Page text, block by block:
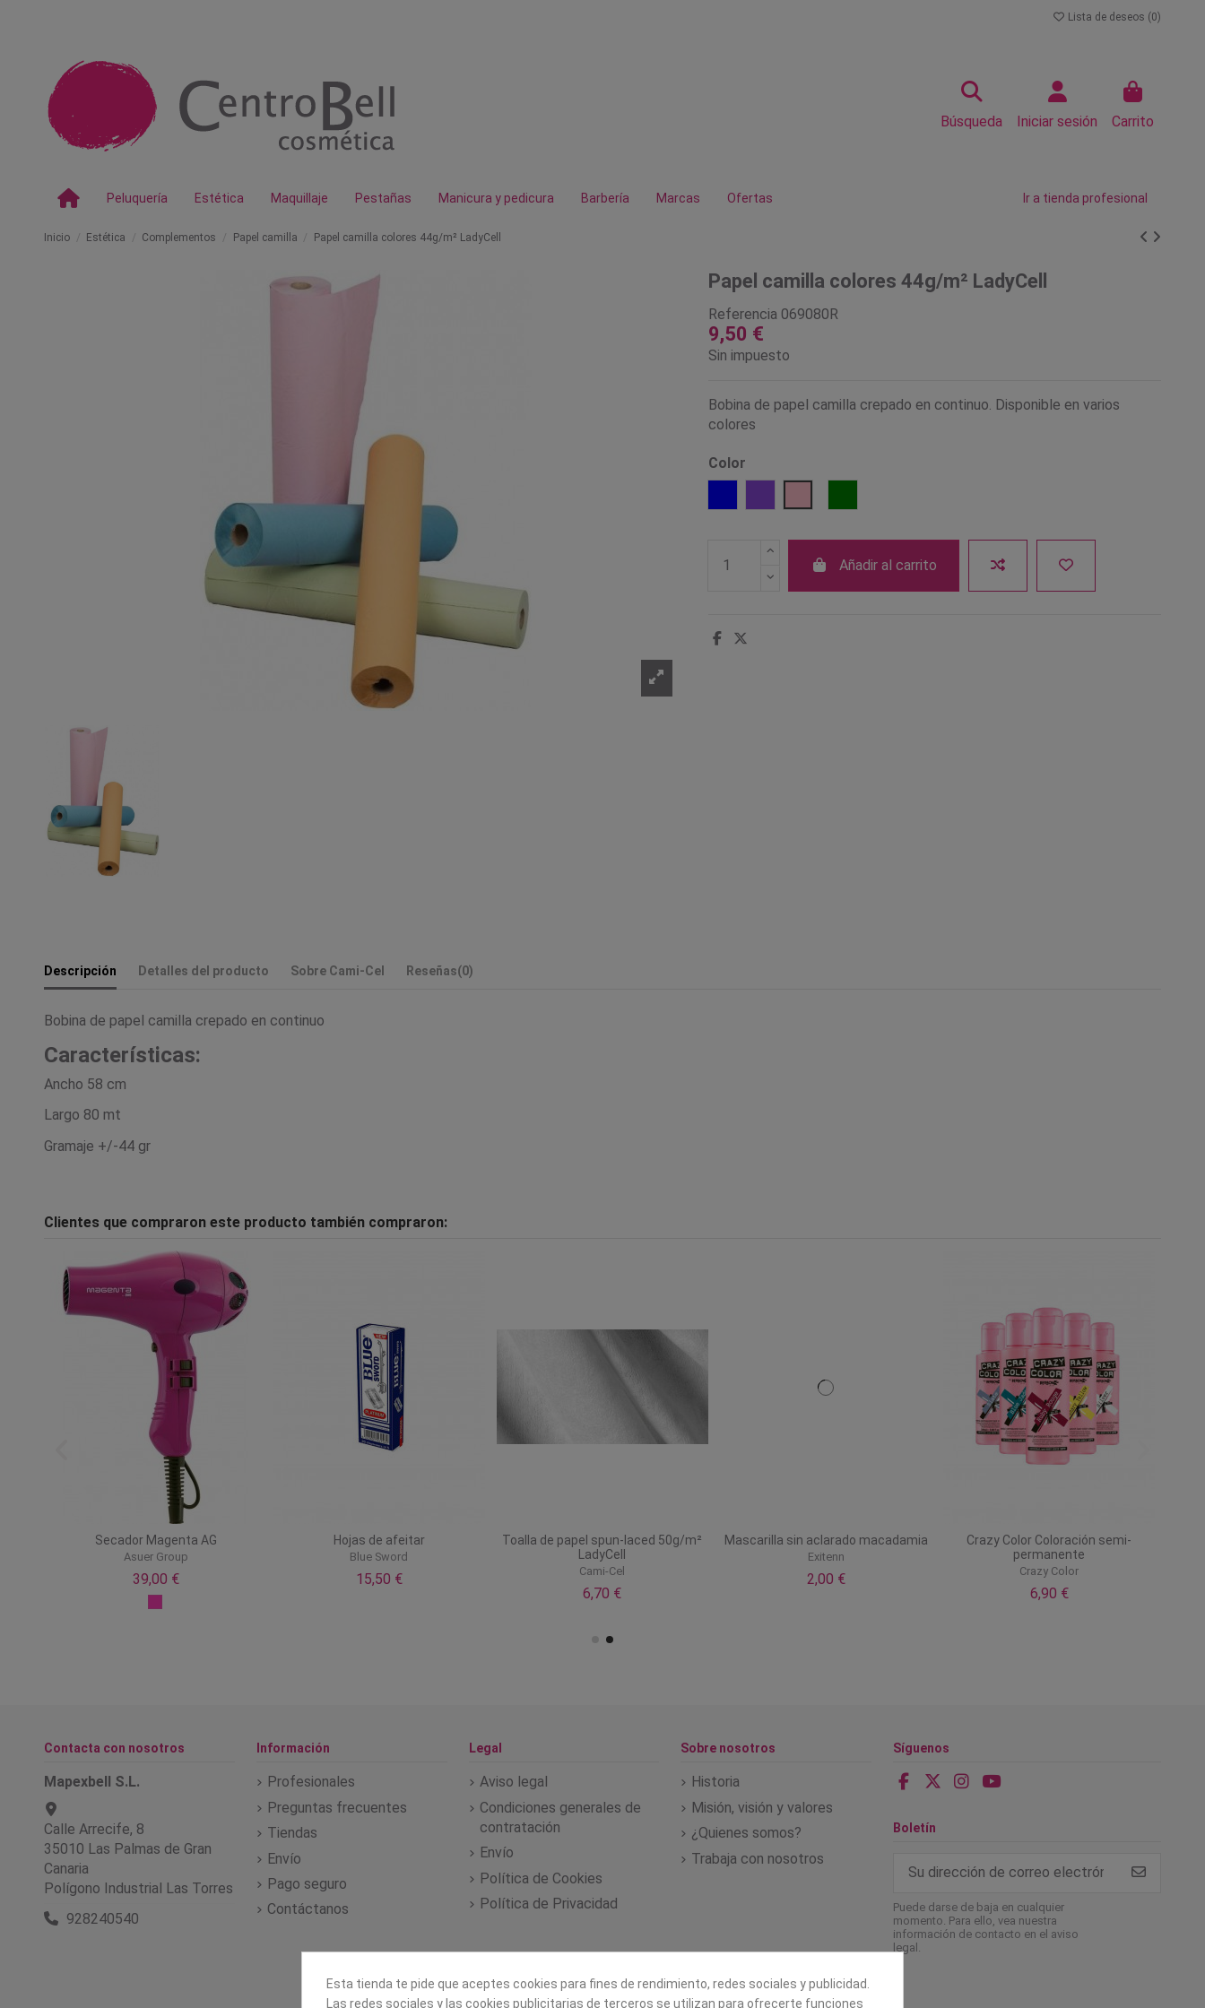
Lista de deseos (0)
Búsqueda Iniciar sesión Carrito
Peluquería Estética Maquillaje Pestañas Manicura y pedicura Barbería Marcas Ofertas Ir a tienda profesional
Inicio Estética Complementos Papel camilla Papel camilla colores 44g/m² LadyCell
Papel camilla colores 44g/m² LadyCell
Referencia 069080R
9,50 €
Sin impuesto
Bobina de papel camilla crepado en continuo. Disponible en varios
colores
Color
Añadir al carrito
Descripción Detalles del producto Sobre Cami-Cel Reseñas(0)
Bobina de papel camilla crepado en continuo
Características:
Ancho 58 cm
Largo 80 mt
Gramaje +/-44 gr
Clientes que compraron este producto también compraron:
Secador Magenta AG
Asuer Group
39,00 €
Hojas de afeitar
Blue Sword
15,50 €
Toalla de papel spun-laced 50g/m²
LadyCell
Cami-Cel
6,70 €
Mascarilla sin aclarado macadamia
Exitenn
2,00 €
Crazy Color Coloración semi-
permanente
Crazy Color
6,90 €
Contacta con nosotros
Mapexbell S.L.
Calle Arrecife, 8
35010 Las Palmas de Gran
Canaria
Polígono Industrial Las Torres
928240540
Información
Profesionales
Preguntas frecuentes
Tiendas
Envío
Pago seguro
Contáctanos
Legal
Aviso legal
Condiciones generales de
contratación
Envío
Política de Cookies
Política de Privacidad
Sobre nosotros
Historia
Misión, visión y valores
¿Quienes somos?
Trabaja con nosotros
Síguenos
Boletín
Puede darse de baja en cualquier
momento. Para ello, vea nuestra
información de contacto en el aviso
legal.
Esta tienda te pide que aceptes cookies para fines de rendimiento, redes sociales y publicidad.
Las redes sociales y las cookies publicitarias de terceros se utilizan para ofrecerte funciones